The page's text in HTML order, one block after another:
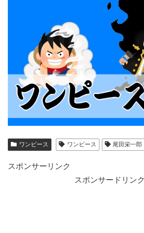
ワンピース ワンピース 尾田栄一郎
スポンサーリンク
スポンサードリンク